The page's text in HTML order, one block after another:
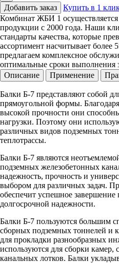
Добавить заказ
Купить в 1
Комбинат ЖБИ 1
продукции с 2000 года. Наши
стандарты качества, которые
ассортимент насчитывает более
предлагаем комплексное
оптимальные сроки выполнения
Описание
Применение
Балки Б-7 представляют собой
прямоугольной формы.
высокой прочности они
нагрузки. Поэтому они
различных видов подземных
теплотрассы.
Балки Б-7 являются
подземных железобетонных
надежность, прочность и
выбором для различных задач.
обеспечит успешное завершение
долгосрочной надежности.
Балки Б-7 пользуются большим
сборных подземных тоннелей и
для прокладки разнообразных
используются для сборки камер,
канальных лотков. Балки